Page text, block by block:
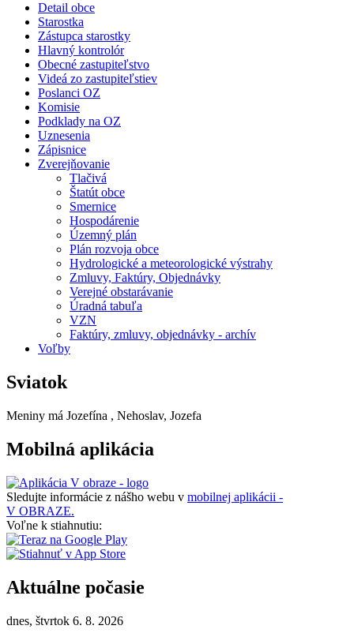
Detail obce
Starostka
Zástupca starostky
Hlavný kontrolór
Obecné zastupiteľstvo
Videá zo zastupiteľstiev
Poslanci OZ
Komisie
Podklady na OZ
Uznesenia
Zápisnice
Zverejňovanie
Tlačivá
Štatút obce
Smernice
Hospodárenie
Územný plán
Plán rozvoja obce
Hydrologické a meteorologické výstrahy
Zmluvy, Faktúry, Objednávky
Verejné obstarávanie
Úradná tabuľa
VZN
Faktúry, zmluvy, objednávky - archív
Voľby
Sviatok
Meniny má Jozefína , Nehoslav, Jozefa
Mobilná aplikácia
Sledujte informácie z nášho webu v mobilnej aplikácii -
V OBRAZE.
Voľne k stiahnutiu:
Aktuálne počasie
dnes, štvrtok 6. 8. 2026